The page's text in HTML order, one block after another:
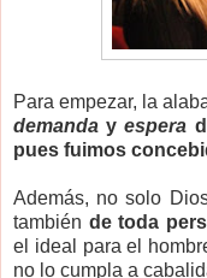
Para empezar, la
demandayespera
pues fuimos
Además, no solo
también de toda
el ideal para el
no lo cumpla a